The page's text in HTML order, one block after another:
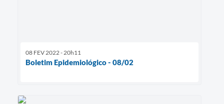
08 FEV 2022 - 20h11
Boletim Epidemiológico - 08/02